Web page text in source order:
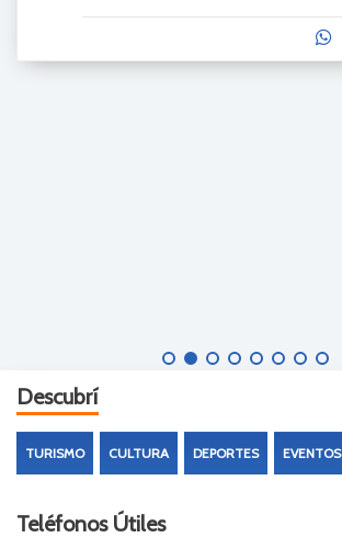
Descubrí
TURISMO CULTURA DEPORTES EVENTOS
Teléfonos Útiles